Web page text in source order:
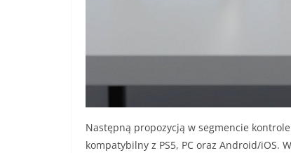
Następną propozycją w segmencie
kompatybilny z PS5, PC oraz Android/iOS.